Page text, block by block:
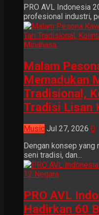
PRO AVL Indonesia
profesional industri,
Malam
Memadukan
Tradisional,
Tradisi Lisan
Music Jul 27, 2026 0
Dengan konsep yang
seni tradisi, dan...
PRO AVL
Hadirkan 60